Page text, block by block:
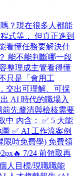
？ ​ 現在很多人都能
式等， 但真正進到
看懂任務要解決什
能不能判斷哪一段
整理成主管看得懂
只是「會用工
交出可理解、可採
AI 時代的職場入
先釐清與檢核需要
中 內含： ✅ 5 大能
✅ AI 工作流案例
限時免費學) 免費領
🔥 7/24 前領取再
人目標/現職職能